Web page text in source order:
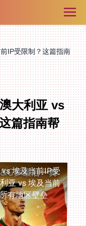
IP受限制？这篇指南
大利亚 vs
篇指南帮
埃及当前IP受
亚 vs 埃及当前
有地区壁垒